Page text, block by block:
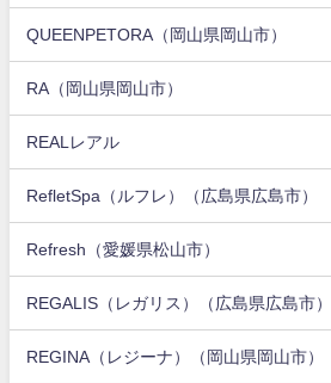
QUEENPETORA（岡山県岡山市）
RA（岡山県岡山市）
REALレアル
RefletSpa（ルフレ）（広島県広島市）
Refresh（愛媛県松山市）
REGALIS（レガリス）（広島県広島市）
REGINA（レジーナ）（岡山県岡山市）